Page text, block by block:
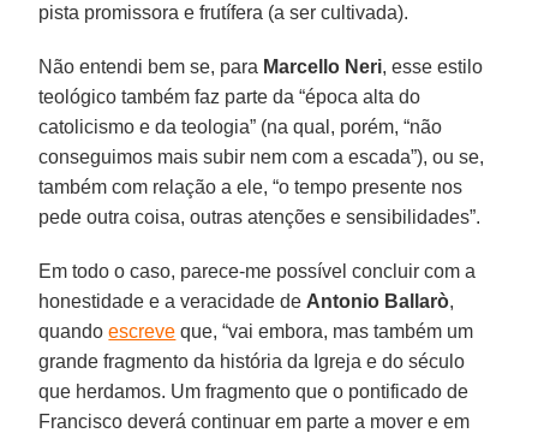
pista promissora e frutífera (a ser cultivada).
Não entendi bem se, para Marcello Neri, esse estilo
teológico também faz parte da “época alta do
catolicismo e da teologia” (na qual, porém, “não
conseguimos mais subir nem com a escada”), ou se,
também com relação a ele, “o tempo presente nos
pede outra coisa, outras atenções e sensibilidades”.
Em todo o caso, parece-me possível concluir com a
honestidade e a veracidade de Antonio Ballarò,
quandoescreve que, “vai embora, mas também um
grande fragmento da história da Igreja e do século
que herdamos. Um fragmento que o pontificado de
Francisco deverá continuar em parte a mover e em